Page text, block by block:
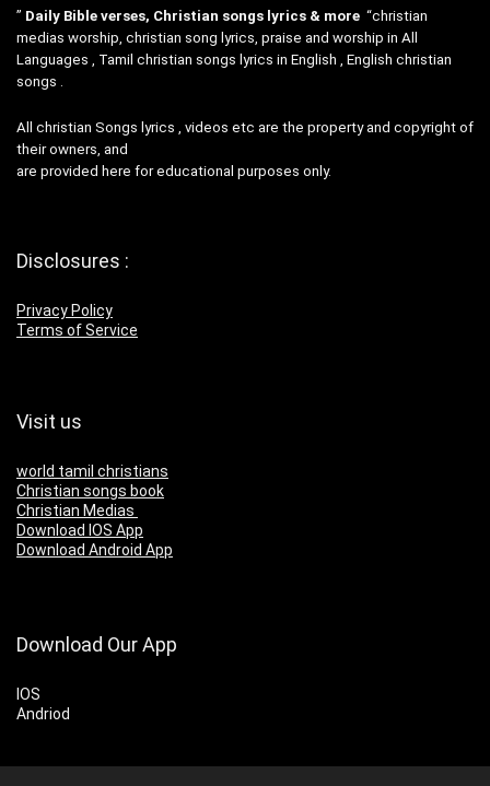
” Daily Bible verses, Christian songs lyrics & more “christian
medias worship, christian song lyrics, praise and worship in All
Languages , Tamil christian songs lyrics in English , English christian
songs .
All christian Songs lyrics , videos etc are the property and copyright of
their owners, and
are provided here for educational purposes only.
Disclosures :
Privacy Policy
Terms of Service
Visit us
world tamil christians
Christian songs book
Christian Medias
Download IOS App
Download Android App
Download Our App
IOS
Andriod